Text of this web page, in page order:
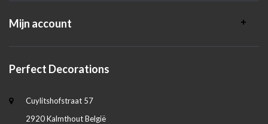
Mijn account
Perfect Decorations
Cuylitshofstraat 57
2920 Kalmthout België